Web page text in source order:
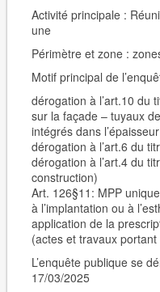
Activité principale :
une
Périmètre et zone :
Motif principal de
dérogation à l’art.10 du
sur la façade – tuyaux
intégrés dans
dérogation à l’art.6 du
dérogation à l’art.4 du
construction)
Art. 126§11: MPP
à l’implantation ou à
application de la
(actes et travaux
L’enquête publique se
17/03/2025